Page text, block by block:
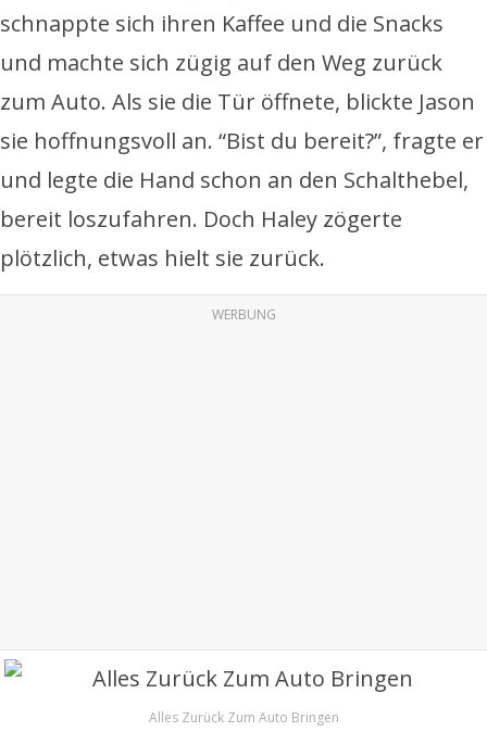
schnappte sich ihren Kaffee und die Snacks
und machte sich zügig auf den Weg zurück
zum Auto. Als sie die Tür öffnete, blickte Jason
sie hoffnungsvoll an. “Bist du bereit?”, fragte er
und legte die Hand schon an den Schalthebel,
bereit loszufahren. Doch Haley zögerte
plötzlich, etwas hielt sie zurück.
WERBUNG
Alles Zurück Zum Auto Bringen